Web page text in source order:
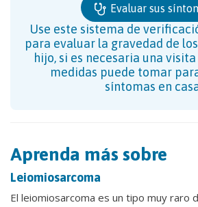
Evaluar sus
Use este sistema de
para evaluar la gravedad de
hijo, si es necesaria una
medidas puede tomar
síntomas en
Aprenda más sobre
Leiomiosarcoma
El leiomiosarcoma es un tipo muy raro